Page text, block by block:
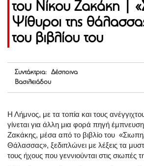
του Νίκου Ζακάκη |
Ψίθυροι της
του βιβλίου του
Συντάκτρια: Δέσποινα
Βασιλειάδου
Η Λήμνος, με τα τοπία και τους
γίνεται για άλλη μια φορά πηγή
Ζακάκης, μέσα από το βιβλίο του
Θάλασσας», ξεδιπλώνει με λέξεις τα
τους ήχους που γεννιούνται στις σιωπές